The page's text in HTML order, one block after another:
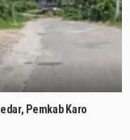
Pemkab Karo